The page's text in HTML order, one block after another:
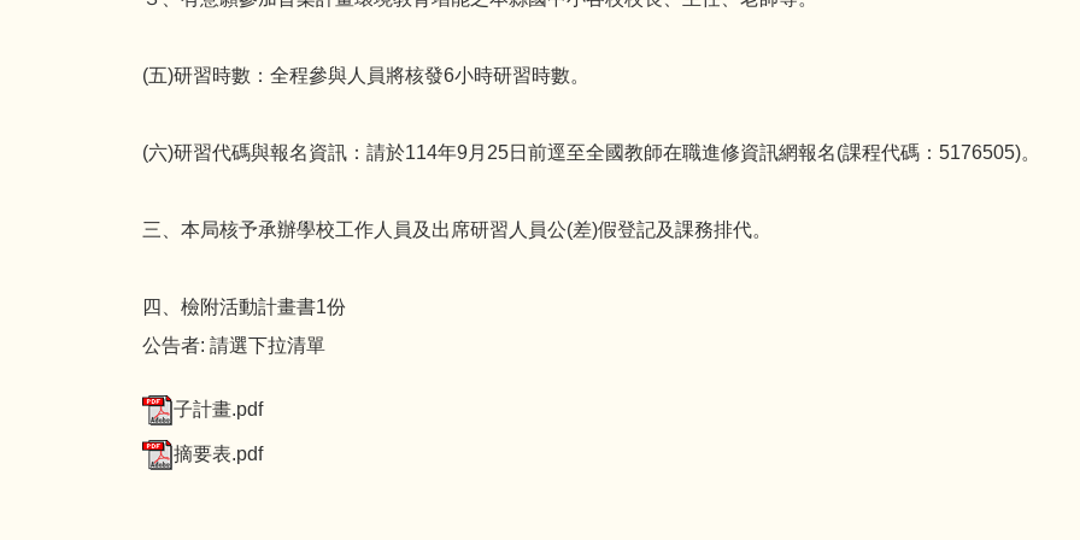
(五)研習時數：全程參與人員將核發6小時研習時數。
(六)研習代碼與報名資訊：請於114年9月25日前逕至全國教師在職進修資訊網報名(課程代碼：5176505)。
三、本局核予承辦學校工作人員及出席研習人員公(差)假登記及課務排代。
四、檢附活動計畫書1份
公告者: 請選下拉清單
子計畫.pdf
摘要表.pdf